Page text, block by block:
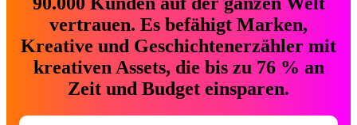
vertrauen. Es befähigt Marken,
Kreative und Geschichtenerzähler mit
kreativen Assets, die bis zu 76 % an
Zeit und Budget einsparen.